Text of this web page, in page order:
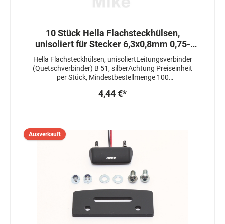
10 Stück Hella Flachsteckhülsen,
unisoliert für Stecker 6,3x0,8mm 0,75-
1,5mm²
Hella Flachsteckhülsen, unisoliertLeitungsverbinder
(Quetschverbinder) B 51, silberAchtung Preiseinheit
per Stück, Mindestbestellmenge 100
(Steckbreite x Steckdicke): 6,3 x 0,8 mmMaterial:
4,44 €*
Ausverkauft